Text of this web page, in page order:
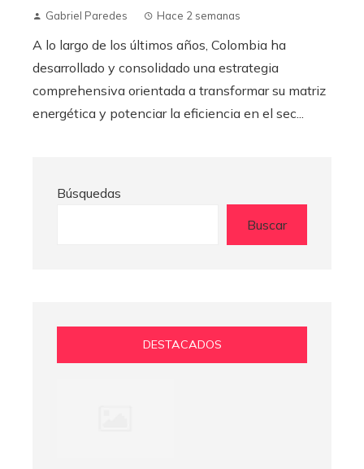
Gabriel Paredes Hace 2 semanas
A lo largo de los últimos años, Colombia ha
desarrollado y consolidado una estrategia
comprehensiva orientada a transformar su matriz
energética y potenciar la eficiencia en el sec...
Búsquedas
Buscar
DESTACADOS